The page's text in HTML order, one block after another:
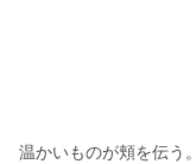
温かいものが頬を伝う。